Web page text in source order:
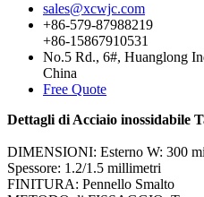
sales@xcwjc.com
+86-579-87988219
+86-15867910531
No.5 Rd., 6#, Huanglong
China
Free Quote
Dettagli di Acciaio inossidabile
DIMENSIONI: Esterno W: 300
Spessore: 1.2/1.5 millimetri
FINITURA: Pennello Smalto